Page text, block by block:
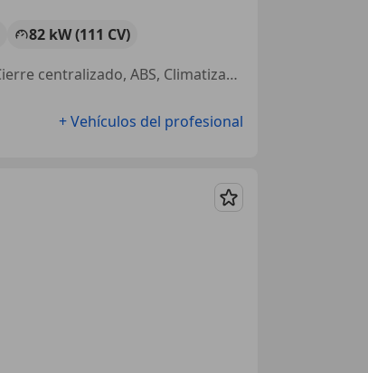
82 kW (111 CV)
Airbags laterales, Faros antiniebla, Sensor de lluvia, Control de velocidad, Cierre centralizado, ABS, Climatizador automático, Llantas de aleación
+ Vehículos del profesional
Guardar